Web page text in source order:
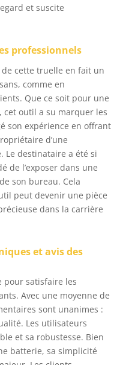
et suscite
professionnels
cette truelle en fait un
comme en
Que ce soit pour une
outil a su marquer les
son expérience en offrant
d’une
Le destinataire a été si
de l’exposer dans une
son bureau. Cela
peut devenir une pièce
dans la carrière
et avis des
pour satisfaire les
Avec une moyenne de
sont unanimes :
Les utilisateurs
et sa robustesse. Bien
batterie, sa simplicité